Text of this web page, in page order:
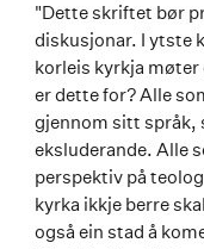
"Dette skriftet bør
diskusjonar. I ytste
korleis kyrkja møter
er dette for? Alle
gjennom sitt språk,
eksluderande. Alle
perspektiv på
kyrka ikkje berre
også ein stad å